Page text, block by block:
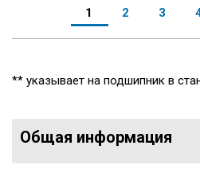
1 2 3
** указывает на подшипник в
Общая информация